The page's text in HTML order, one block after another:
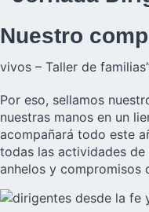
Nuestro
vivos – Taller de
Por eso, sellamos
nuestras manos en un
acompañará todo este
todas las actividades
anhelos y compromisos